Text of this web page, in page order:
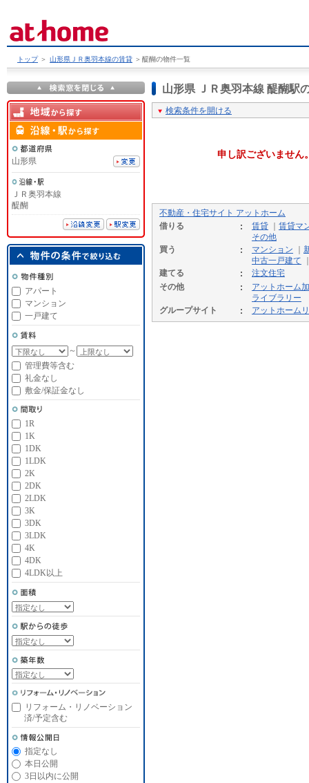
トップ ＞ 山形県ＪＲ奥羽本線の賃貸 ＞ 醍醐の物件一覧
山形県 ＪＲ奥羽本線 醍醐駅
検索条件を開ける
申し訳ございません
不動産・住宅サイト アットホーム
借りる
賃貸
賃貸マ
その他
買う
マンション
中古一戸建て
建てる
注文住宅
その他
アットホーム
ライブラリー
グループサイト
アットホーム
山形県
ＪＲ奥羽本線
醍醐
アパート
マンション
一戸建て
～
管理費等含む
礼金なし
敷金/保証金なし
1R
1K
1DK
1LDK
2K
2DK
2LDK
3K
3DK
3LDK
4K
4DK
4LDK以上
リフォーム・リノベーション
済/予定含む
指定なし
本日公開
3日以内に公開